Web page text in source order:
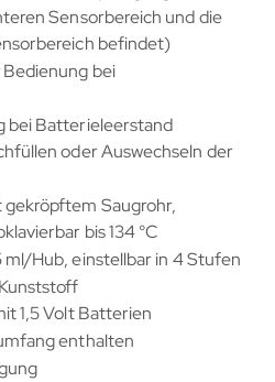
Sensorbereich und die
befindet)
bei
bei Batterieleerstand
oder Auswechseln der
Saugrohr,
bis 134 °C
ml/Hub, einstellbar in 4 Stufen
1,5 Volt Batterien
enthalten